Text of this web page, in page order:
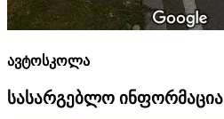
ავტოსკოლა
სასარგებლო ინფორმაცია